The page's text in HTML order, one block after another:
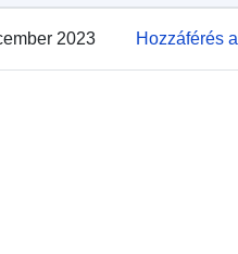
2023 Hozzáférés
Térbeli:
48.6180184 ],